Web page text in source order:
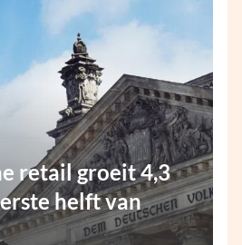
retail groeit 4,3
helft van